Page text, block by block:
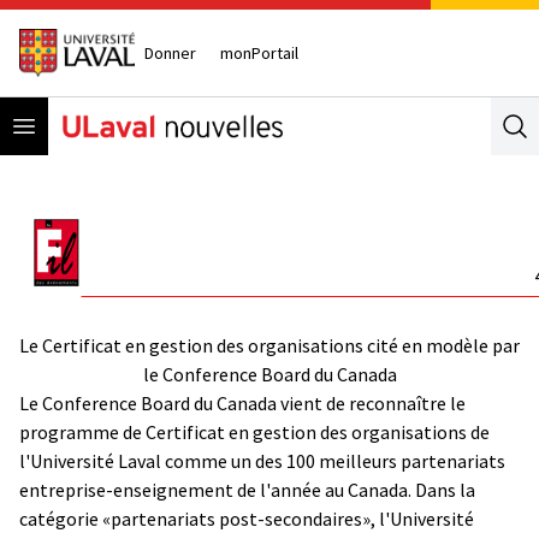
Donner monPortail
Open menu
Le Certificat en gestion des organisations cité en modèle par
le Conference Board du Canada
Le Conference Board du Canada vient de reconnaître le
programme de Certificat en gestion des organisations de
l'Université Laval comme un des 100 meilleurs partenariats
entreprise-enseignement de l'année au Canada. Dans la
catégorie «partenariats post-secondaires», l'Université